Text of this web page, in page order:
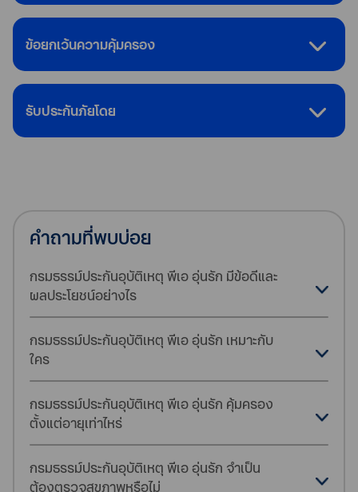
ข้อยกเว้นความคุ้มครอง
รับประกันภัยโดย
คำถามที่พบบ่อย
กรมธรรม์ประกันอุบัติเหตุ พีเอ อุ่นรัก มีข้อดีและ
ผลประโยชน์อย่างไร
กรมธรรม์ประกันอุบัติเหตุ พีเอ อุ่นรัก เหมาะกับ
ใคร
กรมธรรม์ประกันอุบัติเหตุ พีเอ อุ่นรัก คุ้มครอง
ตั้งแต่อายุเท่าไหร่
กรมธรรม์ประกันอุบัติเหตุ พีเอ อุ่นรัก จำเป็น
ต้องตรวจสุขภาพหรือไม่